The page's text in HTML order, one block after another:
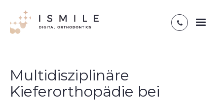
Multidisziplinäre
Kieferorthopädie bei